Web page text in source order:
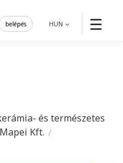
☰
HUN
belépés
és természetes
Mapei Kft.